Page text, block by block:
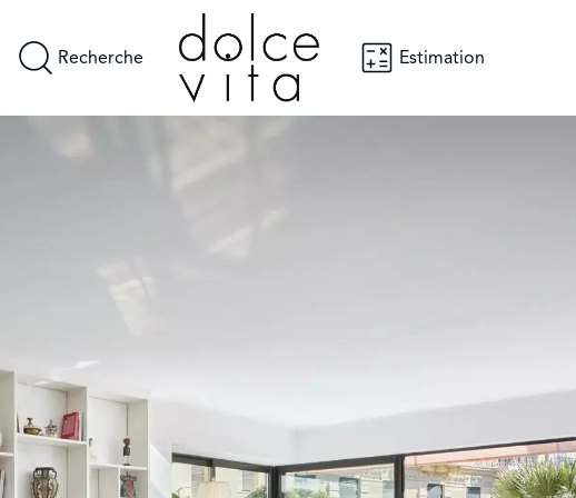
Recherche Estimation